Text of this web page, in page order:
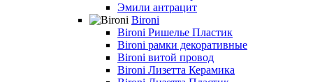
Эмили антрацит
Bironi
Bironi Ришелье Пластик
Bironi рамки декоративные
Bironi витой провод
Bironi Лизетта Керамика